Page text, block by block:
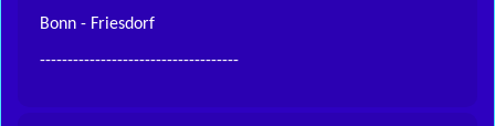
Bonn - Friesdorf
------------------------------------